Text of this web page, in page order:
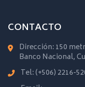
CONTACTO
Dirección: 150
Banco Nacional,
Tel:(+506) 2216-